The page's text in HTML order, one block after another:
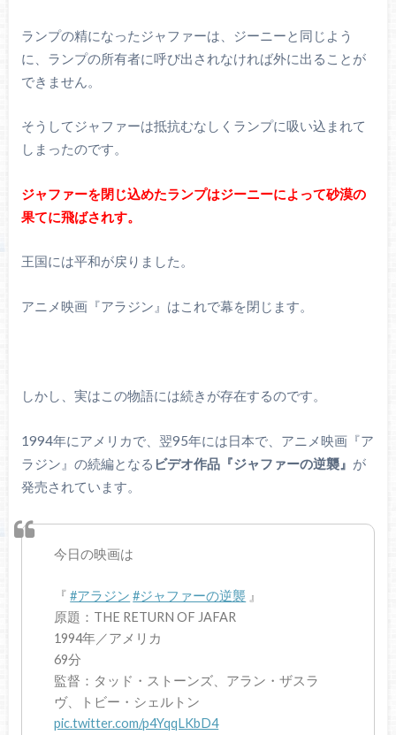
ランプの精になったジャファーは、ジーニーと同じよう
に、ランプの所有者に呼び出されなければ外に出ることが
できません。
そうしてジャファーは抵抗むなしくランプに吸い込まれて
しまったのです。
ジャファーを閉じ込めたランプはジーニーによって砂漠の
果てに飛ばされす。
王国には平和が戻りました。
アニメ映画『アラジン』はこれで幕を閉じます。
しかし、実はこの物語には続きが存在するのです。
1994年にアメリカで、翌95年には日本で、アニメ映画『ア
ラジン』の続編となる ビデオ作品『ジャファーの逆襲』 が
発売されています。
今日の映画は
『#アラジン #ジャファーの逆襲 』
原題：THE RETURN OF JAFAR
1994年／アメリカ
69分
監督：タッド・ストーンズ、アラン・ザスラ
ヴ、トビー・シェルトン
pic.twitter.com/p4YqqLKbD4